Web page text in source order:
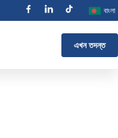
বাংলা
এখন তদন্ত